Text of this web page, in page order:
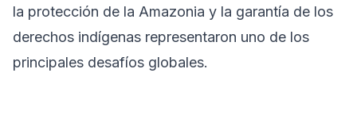
la protección de la Amazonia y la garantía de los
derechos indígenas representaron uno de los
principales desafíos globales.